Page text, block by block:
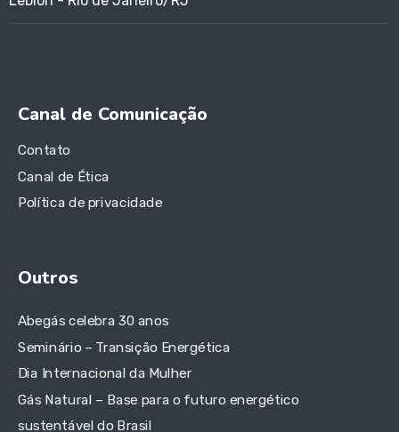
Canal de Comunicação
Contato
Canal de Ética
Política de privacidade
Outros
Abegás celebra 30 anos
Seminário – Transição Energética
Dia Internacional da Mulher
Gás Natural – Base para o futuro energético
sustentável do Brasil